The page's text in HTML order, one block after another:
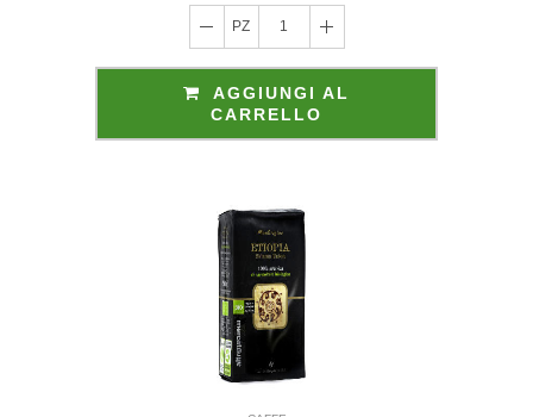
PZ 1
AGGIUNGI AL
CARRELLO